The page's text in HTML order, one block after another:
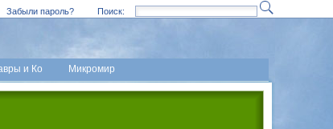
Забыли пароль? Поиск:
и Ко Микромир